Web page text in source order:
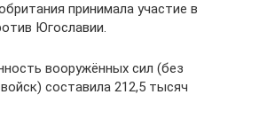
принимала участие в
Югославии.
вооружённых сил (без
составила 212,5 тысяч